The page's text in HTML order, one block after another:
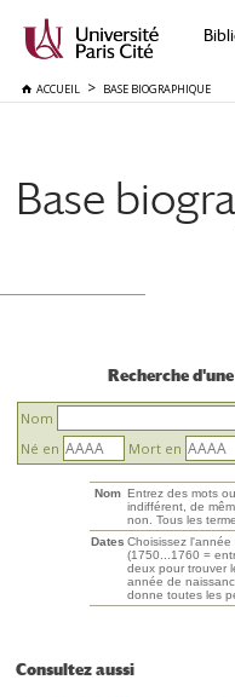
ACCUEIL BASE BIOGRAPHIQUE
Base
Recherche
Nom
Né en
Mort en
Nom Entrez des mots
indifférent, de
non. Tous les
Dates Choisissez
(1750...1760 =
deux pour trouver
année de
donne toutes les
Consultez aussi